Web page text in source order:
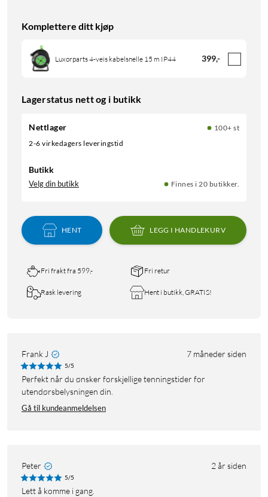
Komplettere ditt kjøp
Luxorparts 4-veis kabelsnelle 15 m IP44 399,-
Lagerstatus nett og i butikk
Nettlager
100+ st
2-6 virkedagers leveringstid
Butikk
Velg din butikk Finnes i 20 butikker.
HENT LEGG I HANDLEKURV
Fri frakt fra 599,- Fri retur
Rask levering Hent i butikk, GRATIS!
Frank J 7 måneder siden
5/5
Perfekt når du ønsker forskjellige tenningstider for
utendørsbelysningen din.
Gå til kundeanmeldelsen
Peter 2 år siden
5/5
Lett å komme i gang.